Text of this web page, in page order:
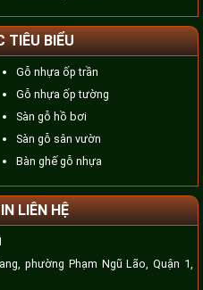
TIÊU BIỂU
Gỗ nhựa ốp trần
Gỗ nhựa ốp tường
Sàn gỗ hồ bơi
Sàn gỗ sân vườn
Bàn ghế gỗ nhựa
LIÊN HỆ
phường Phạm Ngũ Lão, Quận 1,